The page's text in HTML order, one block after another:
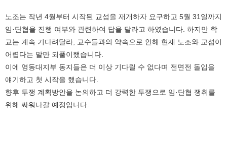
노조는 작년 4월부터 시작된 교섭을 재개하자 요구하고 5월 31일까지
임·단협을 진행 여부와 관련하여 답을 달라고 하였습니다. 하지만 학
교는 계속 기다려달라, 교수들과의 약속으로 인해 현재 노조와 교섭이
어렵다는 말만 되풀이했습니다.
이에 영동대지부 동지들은 더 이상 기다릴 수 없다며 전면전 돌입을
얘기하고 첫 시작을 했습니다.
향후 투쟁 계획방안을 논의하고 더 강력한 투쟁으로 임·단협 쟁취를
위해 싸워나갈 예정입니다.